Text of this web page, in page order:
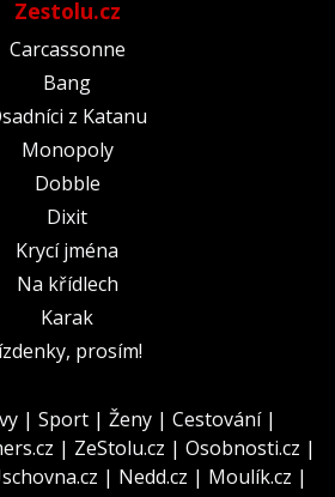
Zestolu.cz
Carcassonne
Bang
z Katanu
Monopoly
Dobble
Dixit
Krycí jména
Na křídlech
Karak
prosím!
| Sport | Ženy | Cestování|
| ZeStolu.cz | Osobnosti.cz |
| Nedd.cz | Moulík.cz |